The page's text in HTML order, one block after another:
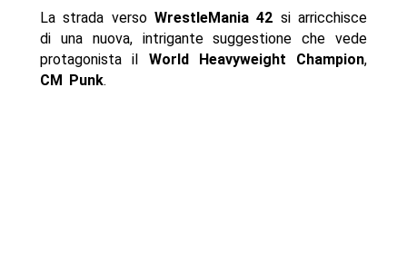
La strada verso WrestleMania 42 si arricchisce
di una nuova, intrigante suggestione che vede
protagonista il World Heavyweight Champion,
CM Punk.